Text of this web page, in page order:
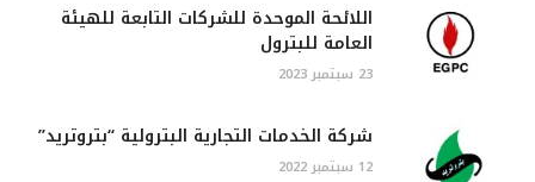
اللائحة الموحدة للشركات التابعة للهيئة
العامة للبترول
23 سبتمبر 2023
شركة الخدمات التجارية البترولية “بتروتريد”
12 سبتمبر 2022